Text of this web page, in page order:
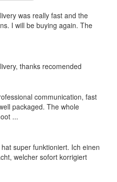
was really fast and the
I will be buying again. The
thanks recomended
communication, fast
packaged. The whole
...
super funktioniert. Ich einen
welcher sofort korrigiert